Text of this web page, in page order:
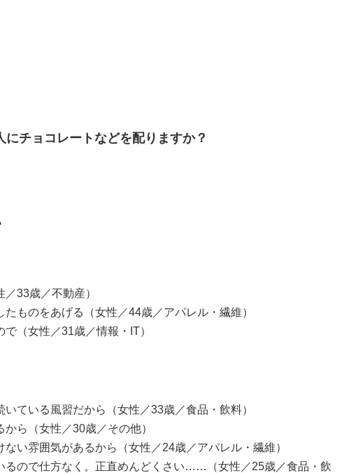
チョコレートなどを配りますか？
／33歳／不動産）
たものをあげる（女性／44歳／アパレル・繊維）
（女性／31歳／情報・IT）
いている風習だから（女性／33歳／食品・飲料）
ら（女性／30歳／その他）
ない雰囲気があるから（女性／24歳／アパレル・繊維）
るので仕方なく。正直めんどくさい……（女性／25歳／食品・飲